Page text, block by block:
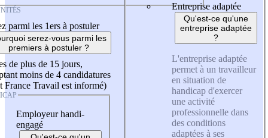
parmi les 1ers à postuler
serez-vous parmi les
premiers à postuler ?
de plus de 15 jours,
moins de 4 candidatures
France Travail est informé)
Employeur handi-
engagé
Entreprise adaptée
Qu'est-ce qu'une
entreprise adaptée
?
L'entreprise adaptée
permet à un travailleur
en situation de
handicap d'exercer
une activité
professionnelle dans
des conditions
adaptées à ses